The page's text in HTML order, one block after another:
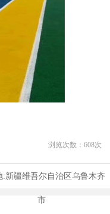
浏览次数： 608次
:新疆维吾尔自治区乌鲁木齐
市